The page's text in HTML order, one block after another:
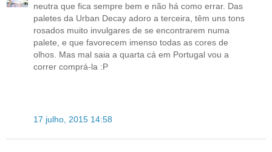
neutra que fica sempre bem e não há como errar. Das
paletes da Urban Decay adoro a terceira, têm uns tons
rosados muito invulgares de se encontrarem numa
palete, e que favorecem imenso todas as cores de
olhos. Mas mal saia a quarta cá em Portugal vou a
correr comprá-la :P
17 julho, 2015 14:58